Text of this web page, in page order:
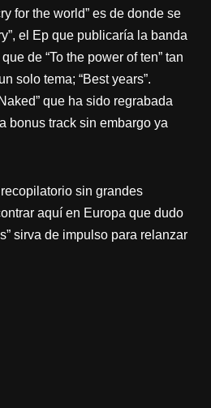
for the world” es de donde se
el Ep que publicaría la banda
de “To the power of ten” tan
solo tema; “Best years”.
que ha sido regrabada
bonus track sin embargo ya
sin grandes
aquí en Europa que dudo
sirva de impulso para relanzar